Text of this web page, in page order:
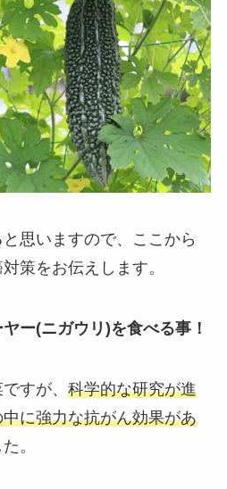
思いますので、ここから
策をお伝えします。
ー(ニガウリ)を食べる事！
すが、 科学的な研究が進
に強力な抗がん効果があ
。